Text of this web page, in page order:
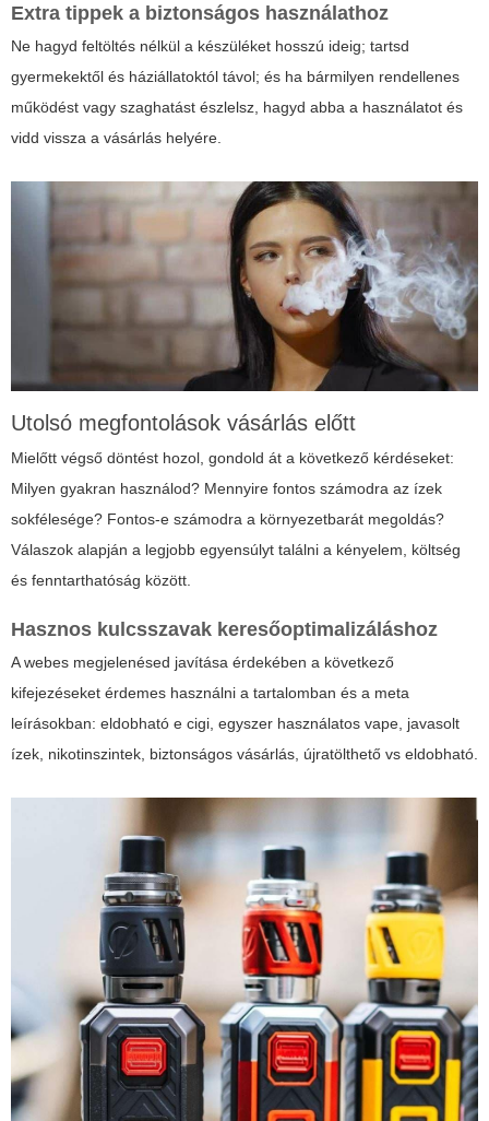
Extra tippek a biztonságos használathoz
Ne hagyd feltöltés nélkül a készüléket hosszú ideig; tartsd
gyermekektől és háziállatoktól távol; és ha bármilyen rendellenes
működést vagy szaghatást észlelsz, hagyd abba a használatot és
vidd vissza a vásárlás helyére.
Utolsó megfontolások vásárlás előtt
Mielőtt végső döntést hozol, gondold át a következő kérdéseket:
Milyen gyakran használod? Mennyire fontos számodra az ízek
sokfélesége? Fontos-e számodra a környezetbarát megoldás?
Válaszok alapján a legjobb egyensúlyt találni a kényelem, költség
és fenntarthatóság között.
Hasznos kulcsszavak keresőoptimalizáláshoz
A webes megjelenésed javítása érdekében a következő
kifejezéseket érdemes használni a tartalomban és a meta
leírásokban: eldobható e cigi , egyszer használatos vape, javasolt
ízek, nikotinszintek, biztonságos vásárlás, újratölthető vs eldobható.